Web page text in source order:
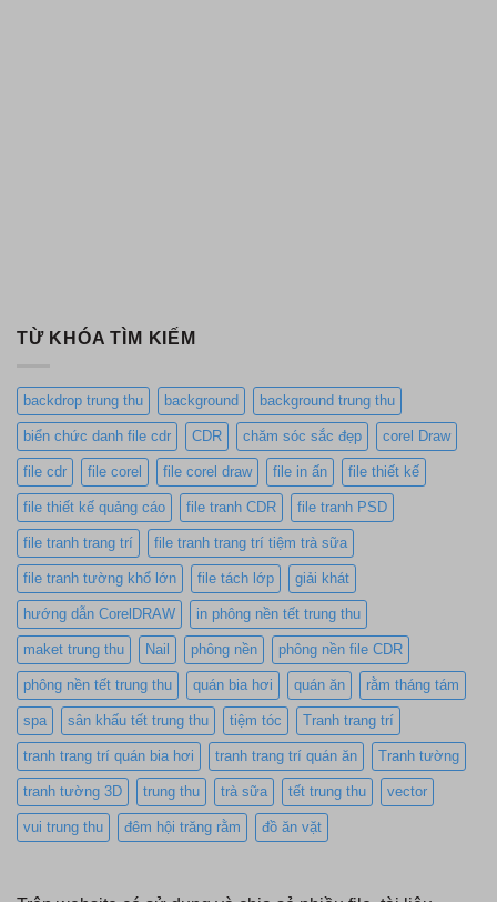
TỪ KHÓA TÌM KIẾM
backdrop trung thu background background trung thu
biển chức danh file cdr CDR chăm sóc sắc đẹp corel Draw
file cdr file corel file corel draw file in ấn file thiết kế
file thiết kế quảng cáo file tranh CDR file tranh PSD
file tranh trang trí file tranh trang trí tiệm trà sữa
file tranh tường khổ lớn file tách lớp giải khát
hướng dẫn CorelDRAW in phông nền tết trung thu
maket trung thu Nail phông nền phông nền file CDR
phông nền tết trung thu quán bia hơi quán ăn rằm tháng tám
spa sân khấu tết trung thu tiệm tóc Tranh trang trí
tranh trang trí quán bia hơi tranh trang trí quán ăn Tranh tường
tranh tường 3D trung thu trà sữa tết trung thu vector
vui trung thu đêm hội trăng rằm đồ ăn vặt